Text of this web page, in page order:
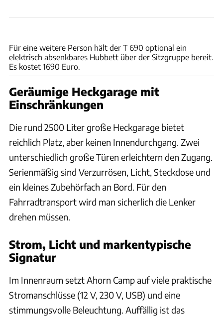
Für eine weitere Person hält der T 690 optional ein
elektrisch ab­senkbares Hubbett über der Sitzgruppe bereit.
Es kostet 1690 Euro.
Geräumige Heckgarage mit
Einschränkungen
Die rund 2500 Liter große Heckgarage bietet
reichlich Platz, aber keinen Innendurchgang. Zwei
unterschiedlich große Türen erleichtern den Zugang.
Serienmäßig sind Verzurrösen, Licht, Steckdose und
ein kleines Zubehörfach an Bord. Für den
Fahrradtransport wird man sicherlich die Lenker
drehen müssen.
Strom, Licht und markentypische
Signatur
Im Innenraum setzt Ahorn Camp auf viele praktische
Stromanschlüsse (12 V, 230 V, USB) und eine
stimmungsvolle Beleuchtung. Auffällig ist das